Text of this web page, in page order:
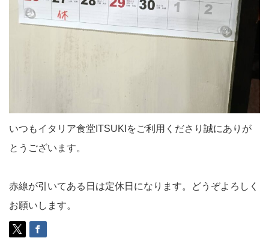
いつもイタリア食堂ITSUKIをご利用くださり誠にありが
とうございます。
赤線が引いてある日は定休日になります。どうぞよろしく
お願いします。